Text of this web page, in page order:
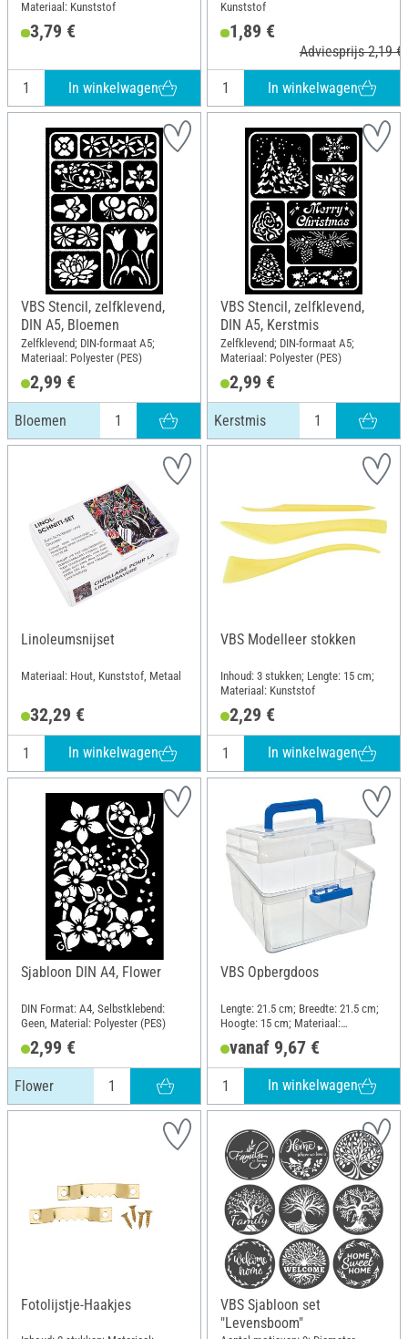
Materiaal: Kunststof
3,79 €
In winkelwagen
Kunststof
1,89 €
Adviesprijs 2,19 €
In winkelwagen
VBS Stencil, zelfklevend,
DIN A5, Bloemen
Zelfklevend; DIN-formaat A5;
Materiaal: Polyester (PES)
2,99 €
Bloemen
VBS Stencil, zelfklevend,
DIN A5, Kerstmis
Zelfklevend; DIN-formaat A5;
Materiaal: Polyester (PES)
2,99 €
Kerstmis
Linoleumsnijset
Materiaal: Hout, Kunststof, Metaal
32,29 €
In winkelwagen
VBS Modelleer stokken
Inhoud: 3 stukken; Lengte: 15 cm;
Materiaal: Kunststof
2,29 €
In winkelwagen
Sjabloon DIN A4, Flower
DIN Format: A4, Selbstklebend:
Geen, Material: Polyester (PES)
2,99 €
Flower
VBS Opbergdoos
Lengte: 21.5 cm; Breedte: 21.5 cm;
Hoogte: 15 cm; Materiaal:
vanaf 9,67 €
In winkelwagen
Fotolijstje-Haakjes
VBS Sjabloon set
"Levensboom"